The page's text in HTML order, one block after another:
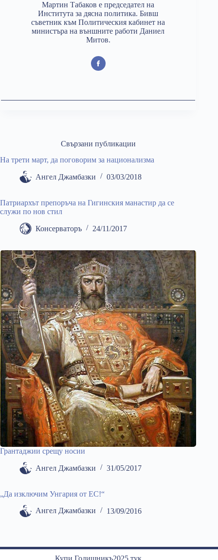
Мартин Табаков е председател на
Института за дясна политика. Бивш
съветник към Политическия кабинет на
министъра на външните работи Даниел
Митов.
Свързани публикации
На трети март, да поговорим за национализма
Ангел Джамбазки 03/03/2018
Патриархът препоръча на Гигинския манастир да се
служи по нов стил
Консерваторъ 24/11/2017
Грантаджии срещу носии
Ангел Джамбазки 31/05/2017
„Да изключим Унгария от ЕС!“
Ангел Джамбазки 13/09/2016